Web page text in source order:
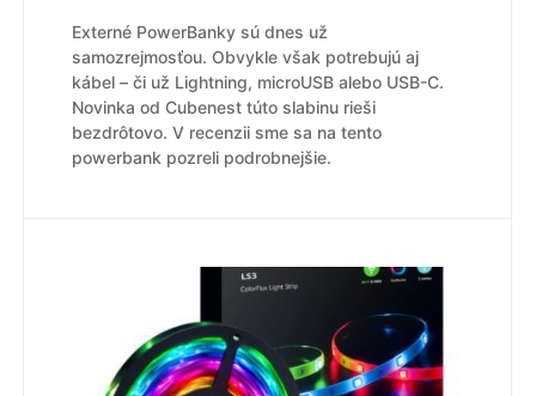
Externé PowerBanky sú dnes už
samozrejmosťou. Obvykle však potrebujú aj
kábel – či už Lightning, microUSB alebo USB-C.
Novinka od Cubenest túto slabinu rieši
bezdrôtovo. V recenzii sme sa na tento
powerbank pozreli podrobnejšie.